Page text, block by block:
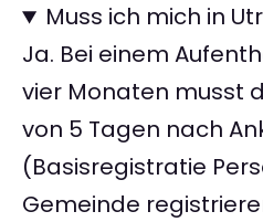
Muss ich mich in
Ja. Bei einem
vier Monaten musst
von 5 Tagen nach
(Basisregistratie
Gemeinde